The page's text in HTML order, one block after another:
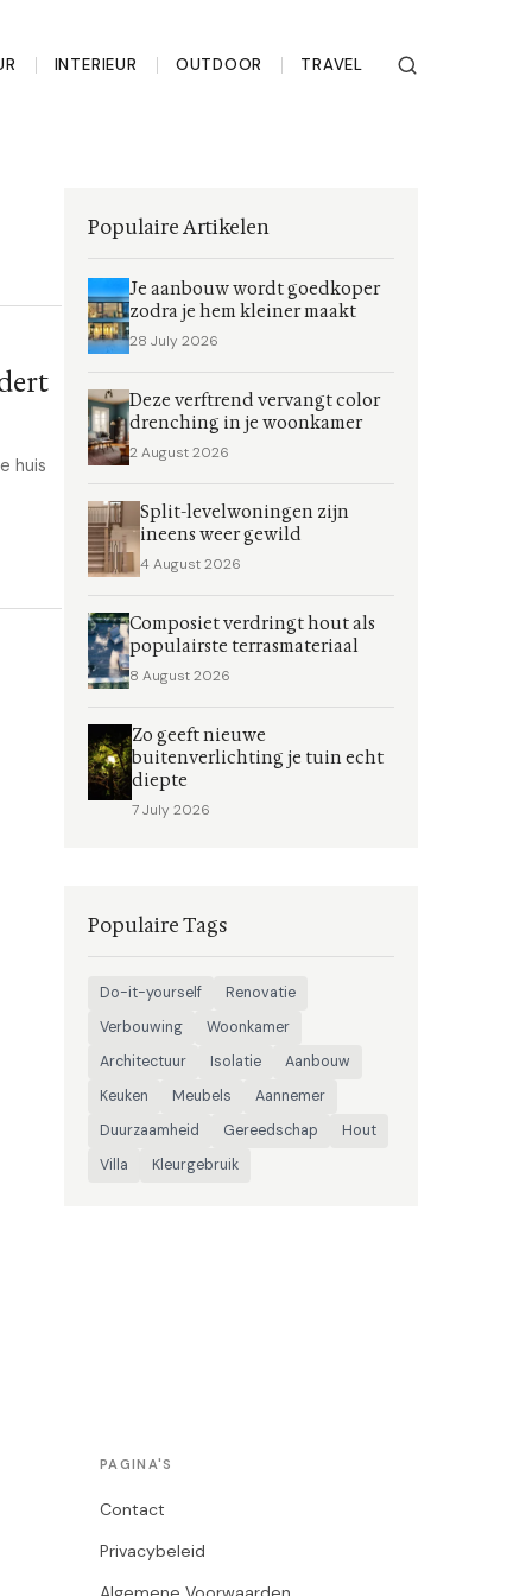
INTERIEUR OUTDOOR TRAVEL
huis
Populaire Artikelen
Je aanbouw wordt goedkoper
zodra je hem kleiner maakt
28 July 2026
Deze verftrend vervangt color
drenching in je woonkamer
2 August 2026
Split-levelwoningen zijn
ineens weer gewild
4 August 2026
Composiet verdringt hout als
populairste terrasmateriaal
8 August 2026
Zo geeft nieuwe
buitenverlichting je tuin echt
diepte
7 July 2026
Populaire Tags
Do-it-yourself
Renovatie
Verbouwing
Woonkamer
Architectuur
Isolatie
Aanbouw
Keuken
Meubels
Aannemer
Duurzaamheid
Gereedschap
Hout
Villa
Kleurgebruik
PAGINA'S
Contact
Privacybeleid